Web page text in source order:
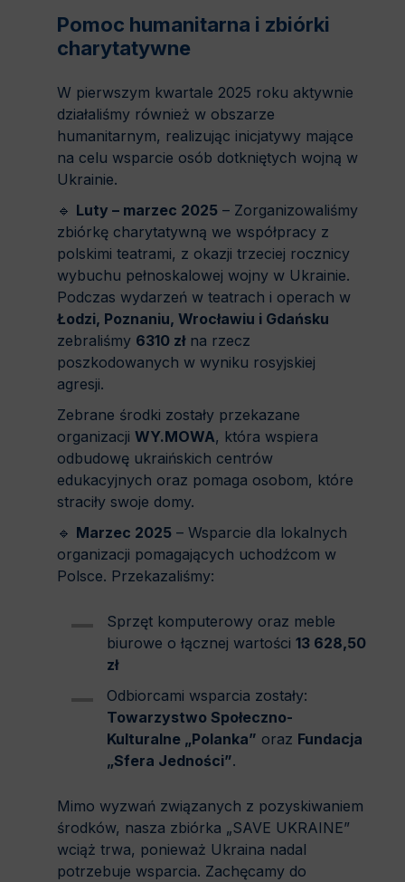
Pomoc humanitarna i zbiórki
charytatywne
W pierwszym kwartale 2025 roku aktywnie
działaliśmy również w obszarze
humanitarnym, realizując inicjatywy mające
na celu wsparcie osób dotkniętych wojną w
Ukrainie.
🔹 Luty – marzec 2025 – Zorganizowaliśmy
zbiórkę charytatywną we współpracy z
polskimi teatrami, z okazji trzeciej rocznicy
wybuchu pełnoskalowej wojny w Ukrainie.
Podczas wydarzeń w teatrach i operach w
Łodzi, Poznaniu, Wrocławiu i Gdańsku
zebraliśmy 6310 złna rzecz
poszkodowanych w wyniku rosyjskiej
agresji.
Zebrane środki zostały przekazane
organizacji WY.MOWA, która wspiera
odbudowę ukraińskich centrów
edukacyjnych oraz pomaga osobom, które
straciły swoje domy.
🔹 Marzec 2025 – Wsparcie dla lokalnych
organizacji pomagających uchodźcom w
Polsce. Przekazaliśmy:
Sprzęt komputerowy oraz meble
biurowe o łącznej wartości 13 628,50
zł
Odbiorcami wsparcia zostały:
Towarzystwo Społeczno-
Kulturalne „Polanka” oraz Fundacja
„Sfera Jedności”.
Mimo wyzwań związanych z pozyskiwaniem
środków, nasza zbiórka „SAVE UKRAINE”
wciąż trwa, ponieważ Ukraina nadal
potrzebuje wsparcia. Zachęcamy do